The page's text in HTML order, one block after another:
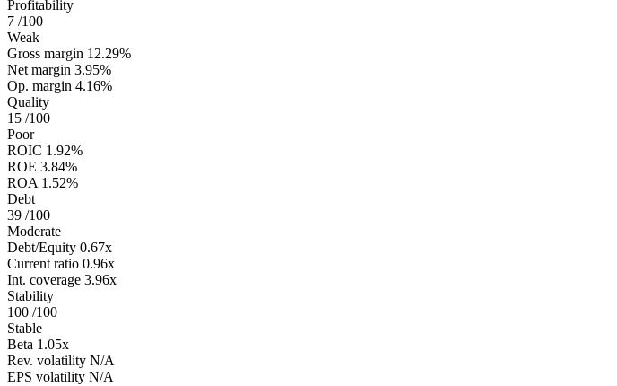
Profitability
7 /100
Weak
Gross margin 12.29%
Net margin 3.95%
Op. margin 4.16%
Quality
15 /100
Poor
ROIC 1.92%
ROE 3.84%
ROA 1.52%
Debt
39 /100
Moderate
Debt/Equity 0.67x
Current ratio 0.96x
Int. coverage 3.96x
Stability
100 /100
Stable
Beta 1.05x
Rev. volatility N/A
EPS volatility N/A